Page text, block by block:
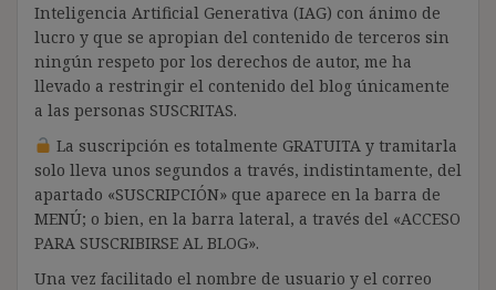
Inteligencia Artificial Generativa (IAG) con ánimo de
lucro y que se apropian del contenido de terceros sin
ningún respeto por los derechos de autor, me ha
llevado a restringir el contenido del blog únicamente
a las personas SUSCRITAS.
La suscripción es totalmente GRATUITA y tramitarla
solo lleva unos segundos a través, indistintamente, del
apartado «SUSCRIPCIÓN» que aparece en la barra de
MENÚ; o bien, en la barra lateral, a través del «ACCESO
PARA SUSCRIBIRSE AL BLOG».
Una vez facilitado el nombre de usuario y el correo